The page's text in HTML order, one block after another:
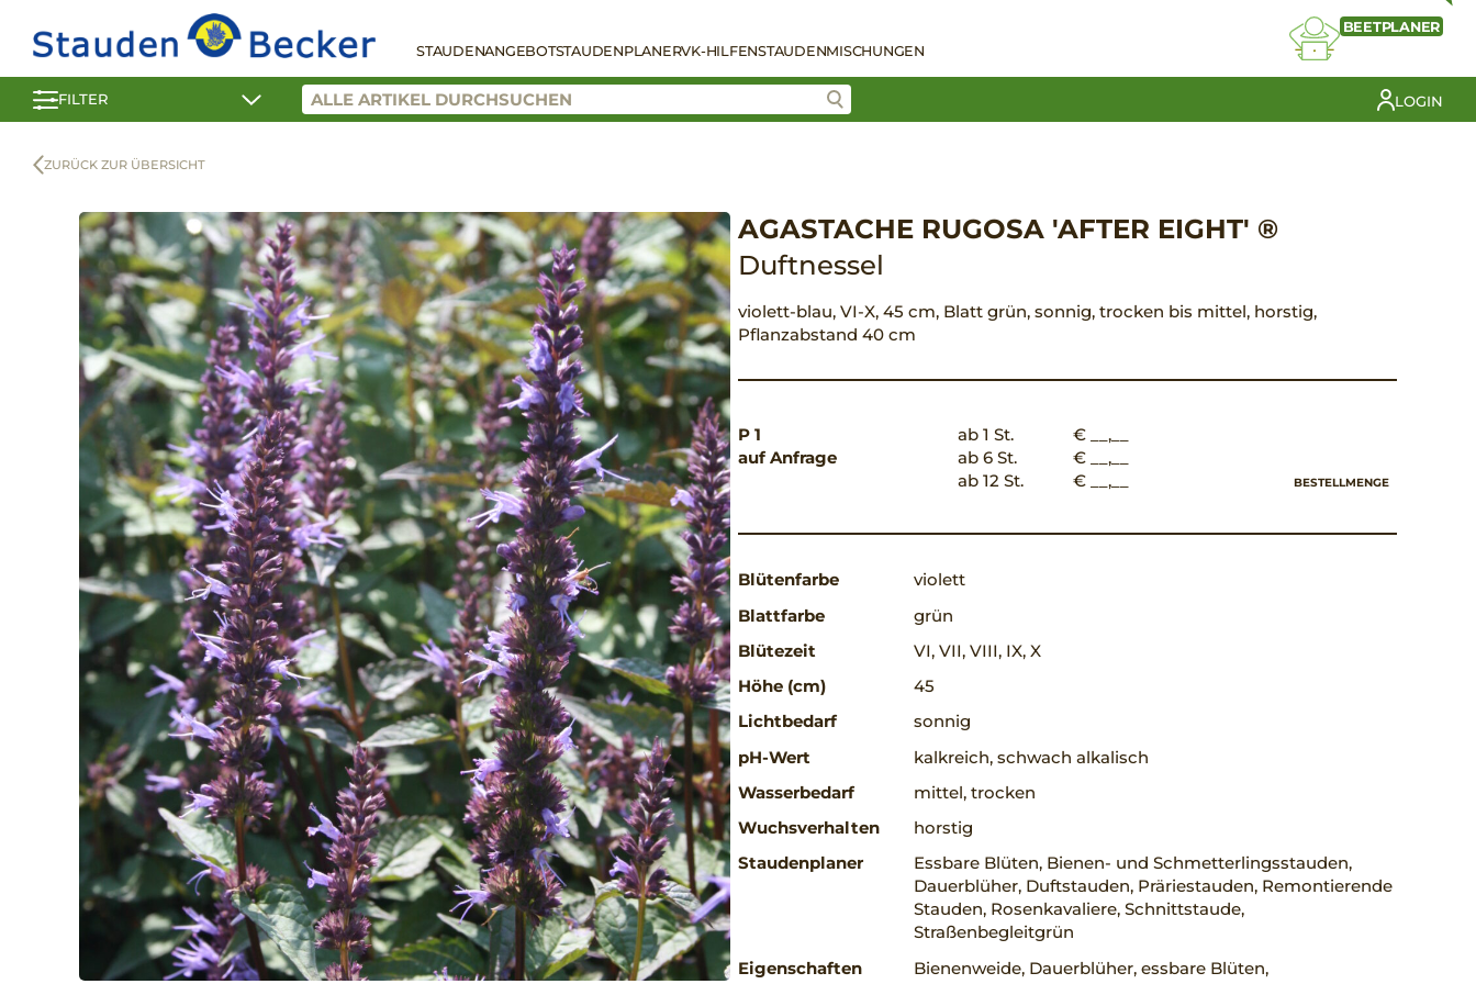
STAUDENANGEBOTSTAUDENPLANERVK-HILFENSTAUDENMISCHUNGEN
BEETPLANER
FILTER LOGIN
ZURÜCK ZUR ÜBERSICHT
AGASTACHE RUGOSA 'AFTER EIGHT' ®
Duftnessel
violett-blau, VI-X, 45 cm, Blatt grün, sonnig, trocken bis mittel, horstig,
Pflanzabstand 40 cm
P 1
auf Anfrage
ab 1 St.
€ __,__
ab 6 St.
€ __,__
ab 12 St.
€ __,__ BESTELLMENGE
Blütenfarbe
violett
Blattfarbe
grün
Blütezeit
VI, VII, VIII, IX, X
Höhe (cm)
45
Lichtbedarf
sonnig
pH-Wert
kalkreich, schwach alkalisch
Wasserbedarf
mittel, trocken
Wuchsverhalten
horstig
Staudenplaner
Essbare Blüten, Bienen- und Schmetterlingsstauden,
Dauerblüher, Duftstauden, Präriestauden, Remontierende
Stauden, Rosenkavaliere, Schnittstaude,
Straßenbegleitgrün
Eigenschaften
Bienenweide, Dauerblüher, essbare Blüten,